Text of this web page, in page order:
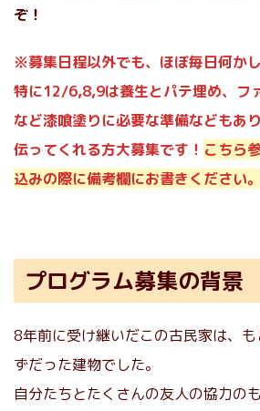
ぞ！
※募集日程以外でも、ほぼ毎日何か
特に12/6,8,9は養生とパテ埋め、フ
など漆喰塗りに必要な準備などもあ
伝ってくれる方大募集です！ こちら
込みの際に備考欄にお書きください。
プログラム募集の背景
8年前に受け継いだこの古民家は、
ずだった建物でした。
自分たちとたくさんの友人の協力の